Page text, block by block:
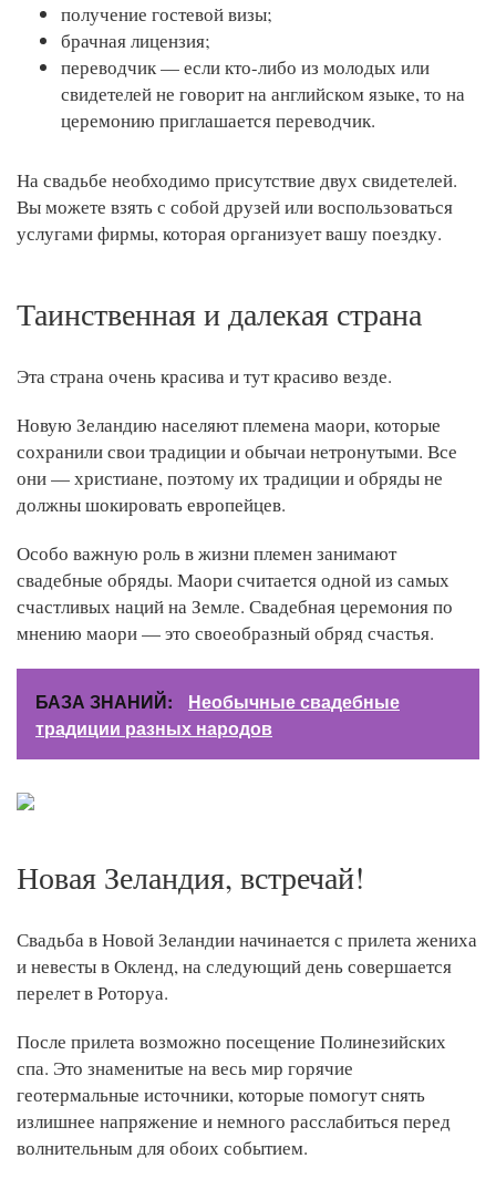
получение гостевой визы;
брачная лицензия;
переводчик — если кто-либо из молодых или
свидетелей не говорит на английском языке, то на
церемонию приглашается переводчик.
На свадьбе необходимо присутствие двух свидетелей.
Вы можете взять с собой друзей или воспользоваться
услугами фирмы, которая организует вашу поездку.
Таинственная и далекая страна
Эта страна очень красива и тут красиво везде.
Новую Зеландию населяют племена маори, которые
сохранили свои традиции и обычаи нетронутыми. Все
они — христиане, поэтому их традиции и обряды не
должны шокировать европейцев.
Особо важную роль в жизни племен занимают
свадебные обряды. Маори считается одной из самых
счастливых наций на Земле. Свадебная церемония по
мнению маори — это своеобразный обряд счастья.
БАЗА ЗНАНИЙ:
Необычные свадебные
традиции разных народов
Новая Зеландия, встречай!
Свадьба в Новой Зеландии начинается с прилета жениха
и невесты в Окленд, на следующий день совершается
перелет в Роторуа.
После прилета возможно посещение Полинезийских
спа. Это знаменитые на весь мир горячие
геотермальные источники, которые помогут снять
излишнее напряжение и немного расслабиться перед
волнительным для обоих событием.